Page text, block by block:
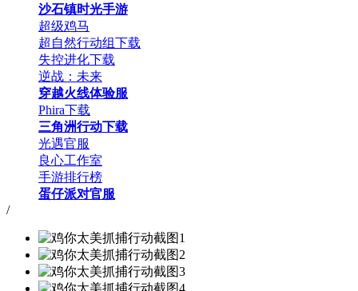
沙石镇时光手游
超级鸡马
超自然行动组下载
失控进化下载
逆战：未来
穿越火线体验服
Phira下载
三角洲行动下载
光遇官服
良心工作室
手游排行榜
蛋仔派对官服
/